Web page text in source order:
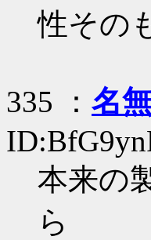
性その
335 ： 名
本来の
ら